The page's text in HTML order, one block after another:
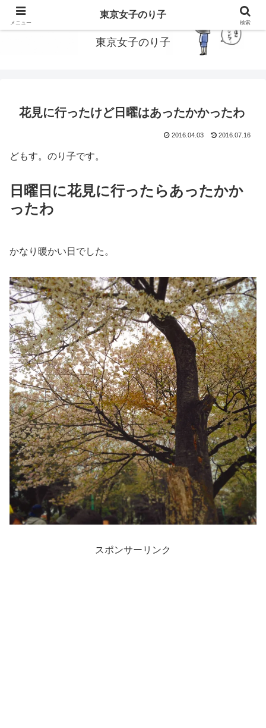
東京で働いてる女子のり子のブログです
東京女子のり子
花見に行ったけど日曜はあったかかったわ
2016.04.03 2016.07.16
どもす。のり子です。
日曜日に花見に行ったらあったかか
ったわ
かなり暖かい日でした。
スポンサーリンク
メニュー
東京女子のり子
検索